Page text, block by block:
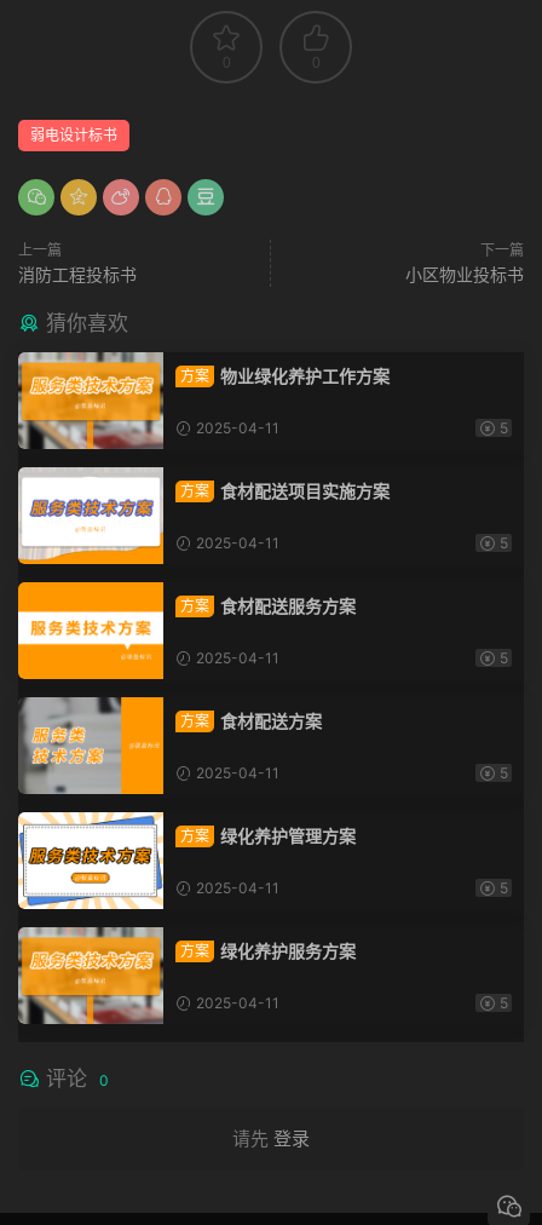
0 0
弱电设计标书
上一篇
消防工程投标书
下一篇
小区物业投标书
猜你喜欢
方案 物业绿化养护工作方案
2025-04-11 5
方案 食材配送项目实施方案
2025-04-11 5
方案 食材配送服务方案
2025-04-11 5
方案 食材配送方案
2025-04-11 5
方案 绿化养护管理方案
2025-04-11 5
方案 绿化养护服务方案
2025-04-11 5
评论 0
请先 登录